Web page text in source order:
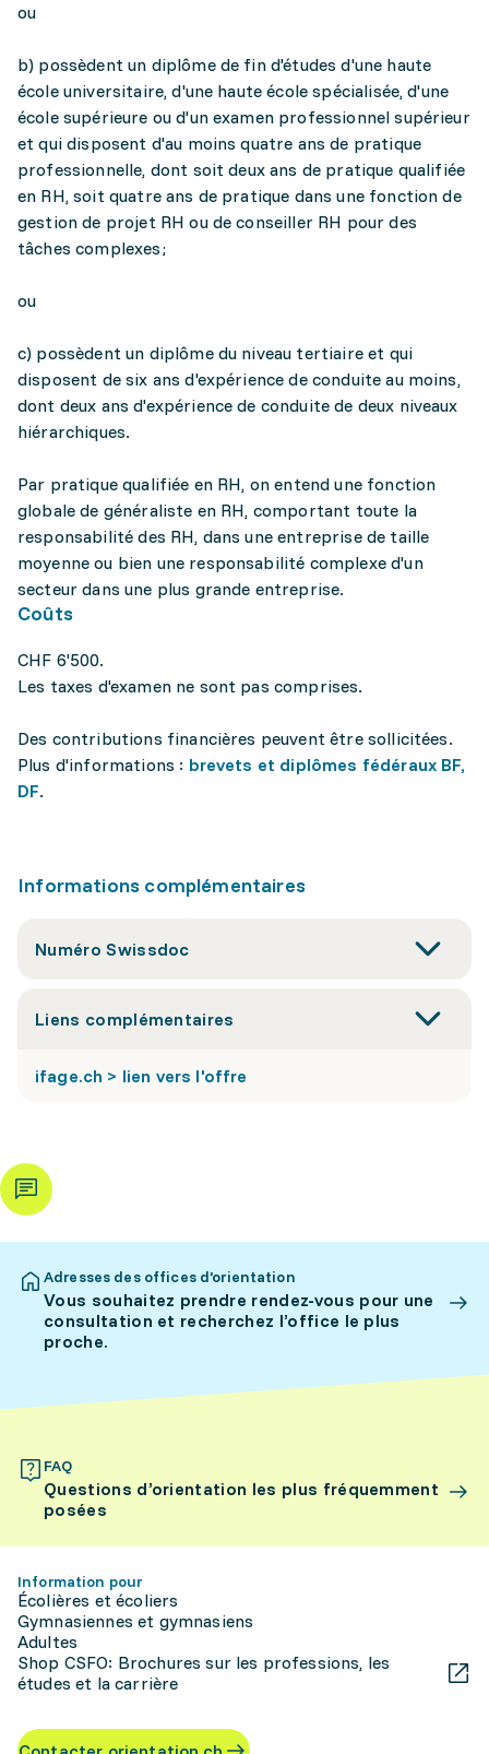
ou
b) possèdent un diplôme de fin d'études d'une haute
école universitaire, d'une haute école spécialisée, d'une
école supérieure ou d'un examen professionnel supérieur
et qui disposent d'au moins quatre ans de pratique
professionnelle, dont soit deux ans de pratique qualifiée
en RH, soit quatre ans de pratique dans une fonction de
gestion de projet RH ou de conseiller RH pour des
tâches complexes;
ou
c) possèdent un diplôme du niveau tertiaire et qui
disposent de six ans d'expérience de conduite au moins,
dont deux ans d'expérience de conduite de deux niveaux
hiérarchiques.
Par pratique qualifiée en RH, on entend une fonction
globale de généraliste en RH, comportant toute la
responsabilité des RH, dans une entreprise de taille
moyenne ou bien une responsabilité complexe d'un
secteur dans une plus grande entreprise.
Coûts
CHF 6'500.
Les taxes d'examen ne sont pas comprises.
Des contributions financières peuvent être sollicitées.
Plus d'informations : brevets et diplômes fédéraux BF,
DF.
Informations complémentaires
Numéro Swissdoc
Liens complémentaires
ifage.ch > lien vers l'offre
Adresses des offices d’orientation
Vous souhaitez prendre rendez-vous pour une
consultation et recherchez l’office le plus
proche.
FAQ
Questions d’orientation les plus fréquemment
posées
Information pour
Écolières et écoliers
Gymnasiennes et gymnasiens
Adultes
Shop CSFO: Brochures sur les professions, les
études et la carrière